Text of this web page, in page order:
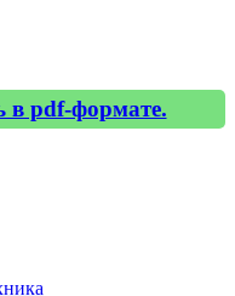
в pdf-формате.